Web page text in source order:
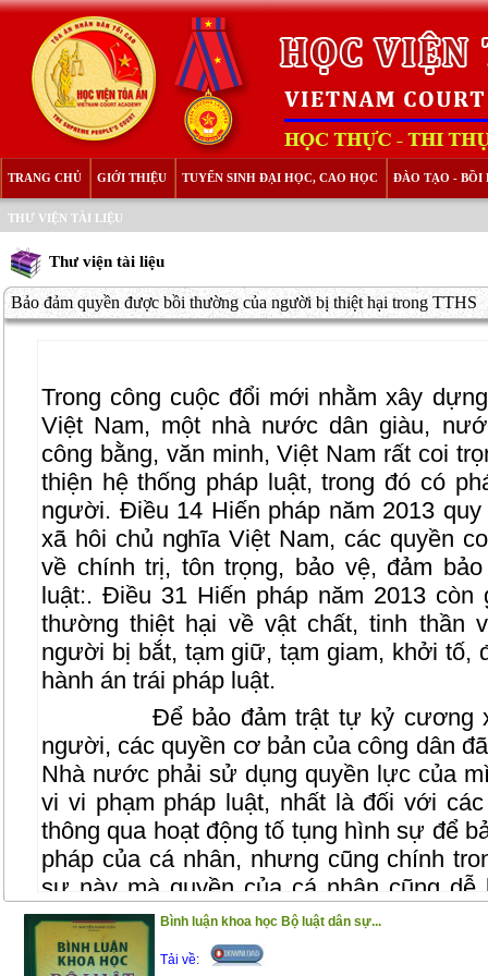
TRANG CHỦ GIỚI THIỆU TUYỂN SINH ĐẠI HỌC, CAO HỌC ĐÀO TẠO - BỒI
THƯ VIỆN TÀI LIỆU
Thư viện tài liệu
Bảo đảm quyền được bồi thường của người bị thiệt hại trong TTHS
Trong công cuộc đổi mới nhằm xây
Việt Nam, một nhà nước dân giàu,
công bằng, văn minh, Việt Nam rất coi
thiện hệ thống pháp luật, trong đó có
người. Điều 14 Hiến pháp năm 2013
xã hôi chủ nghĩa Việt Nam, các quyền
về chính trị, tôn trọng, bảo vệ, đảm
luật:. Điều 31 Hiến pháp năm 2013
thường thiệt hại về vật chất, tinh thần
người bị bắt, tạm giữ, tạm giam, khởi tố,
hành án trái pháp luật.
Để bảo đảm trật tự kỷ cương
người, các quyền cơ bản của công dân
Nhà nước phải sử dụng quyền lực của
vi vi phạm pháp luật, nhất là đối với
thông qua hoạt động tố tụng hình sự để
pháp của cá nhân, nhưng cũng chính
sự này mà quyền của cá nhân cũng dễ
hoạt đọng tố tụng hình sự, cơ quan tiến
vụ án hình sự mà ở đó số phận pháp lý
Bình luận khoa học Bộ luật dân sự...
Tải về: